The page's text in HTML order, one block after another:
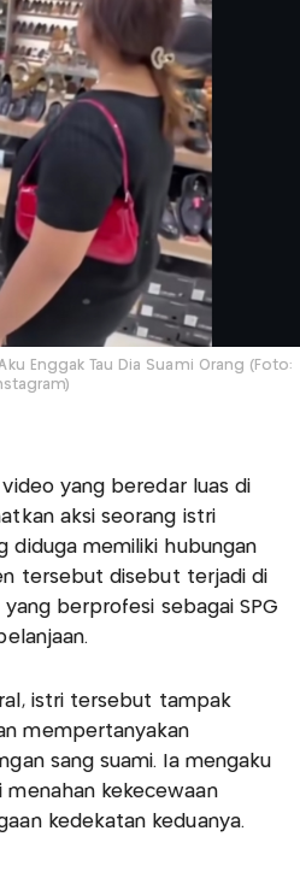
Enggak Tau Dia Suami Orang (Foto:
yang beredar luas di
aksi seorang istri
diduga memiliki hubungan
tersebut disebut terjadi di
berprofesi sebagai SPG
istri tersebut tampak
mempertanyakan
sang suami. Ia mengaku
kekecewaan
kedekatan keduanya.